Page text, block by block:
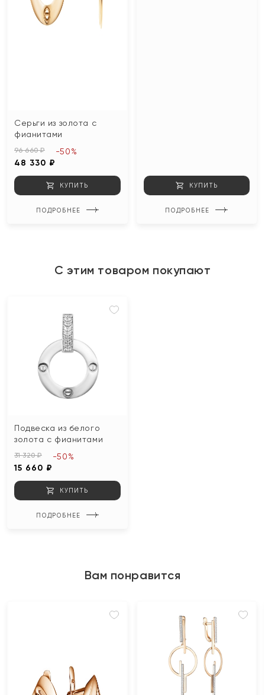
Серьги из золота с
фианитами
96 660 ₽
48 330 ₽
-50%
КУПИТЬ
ПОДРОБНЕЕ
КУПИТЬ
ПОДРОБНЕЕ
С этим товаром покупают
Подвеска из белого
золота с фианитами
31 320 ₽
15 660 ₽
-50%
КУПИТЬ
ПОДРОБНЕЕ
Вам понравится